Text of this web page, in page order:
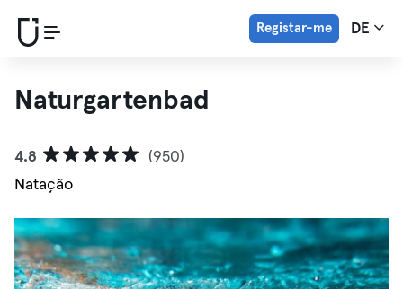
Registar-me DE
Naturgartenbad
4.8
(950)
Natação